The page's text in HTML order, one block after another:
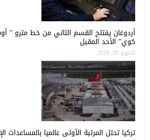
أردوغان يفتتح القسم الثاني من خط مترو ”
كوي” الأحد المقبل
أكتوبر 20, 2018
تركيا تحتل المرتبة الأولى عالميا بالمساعدات